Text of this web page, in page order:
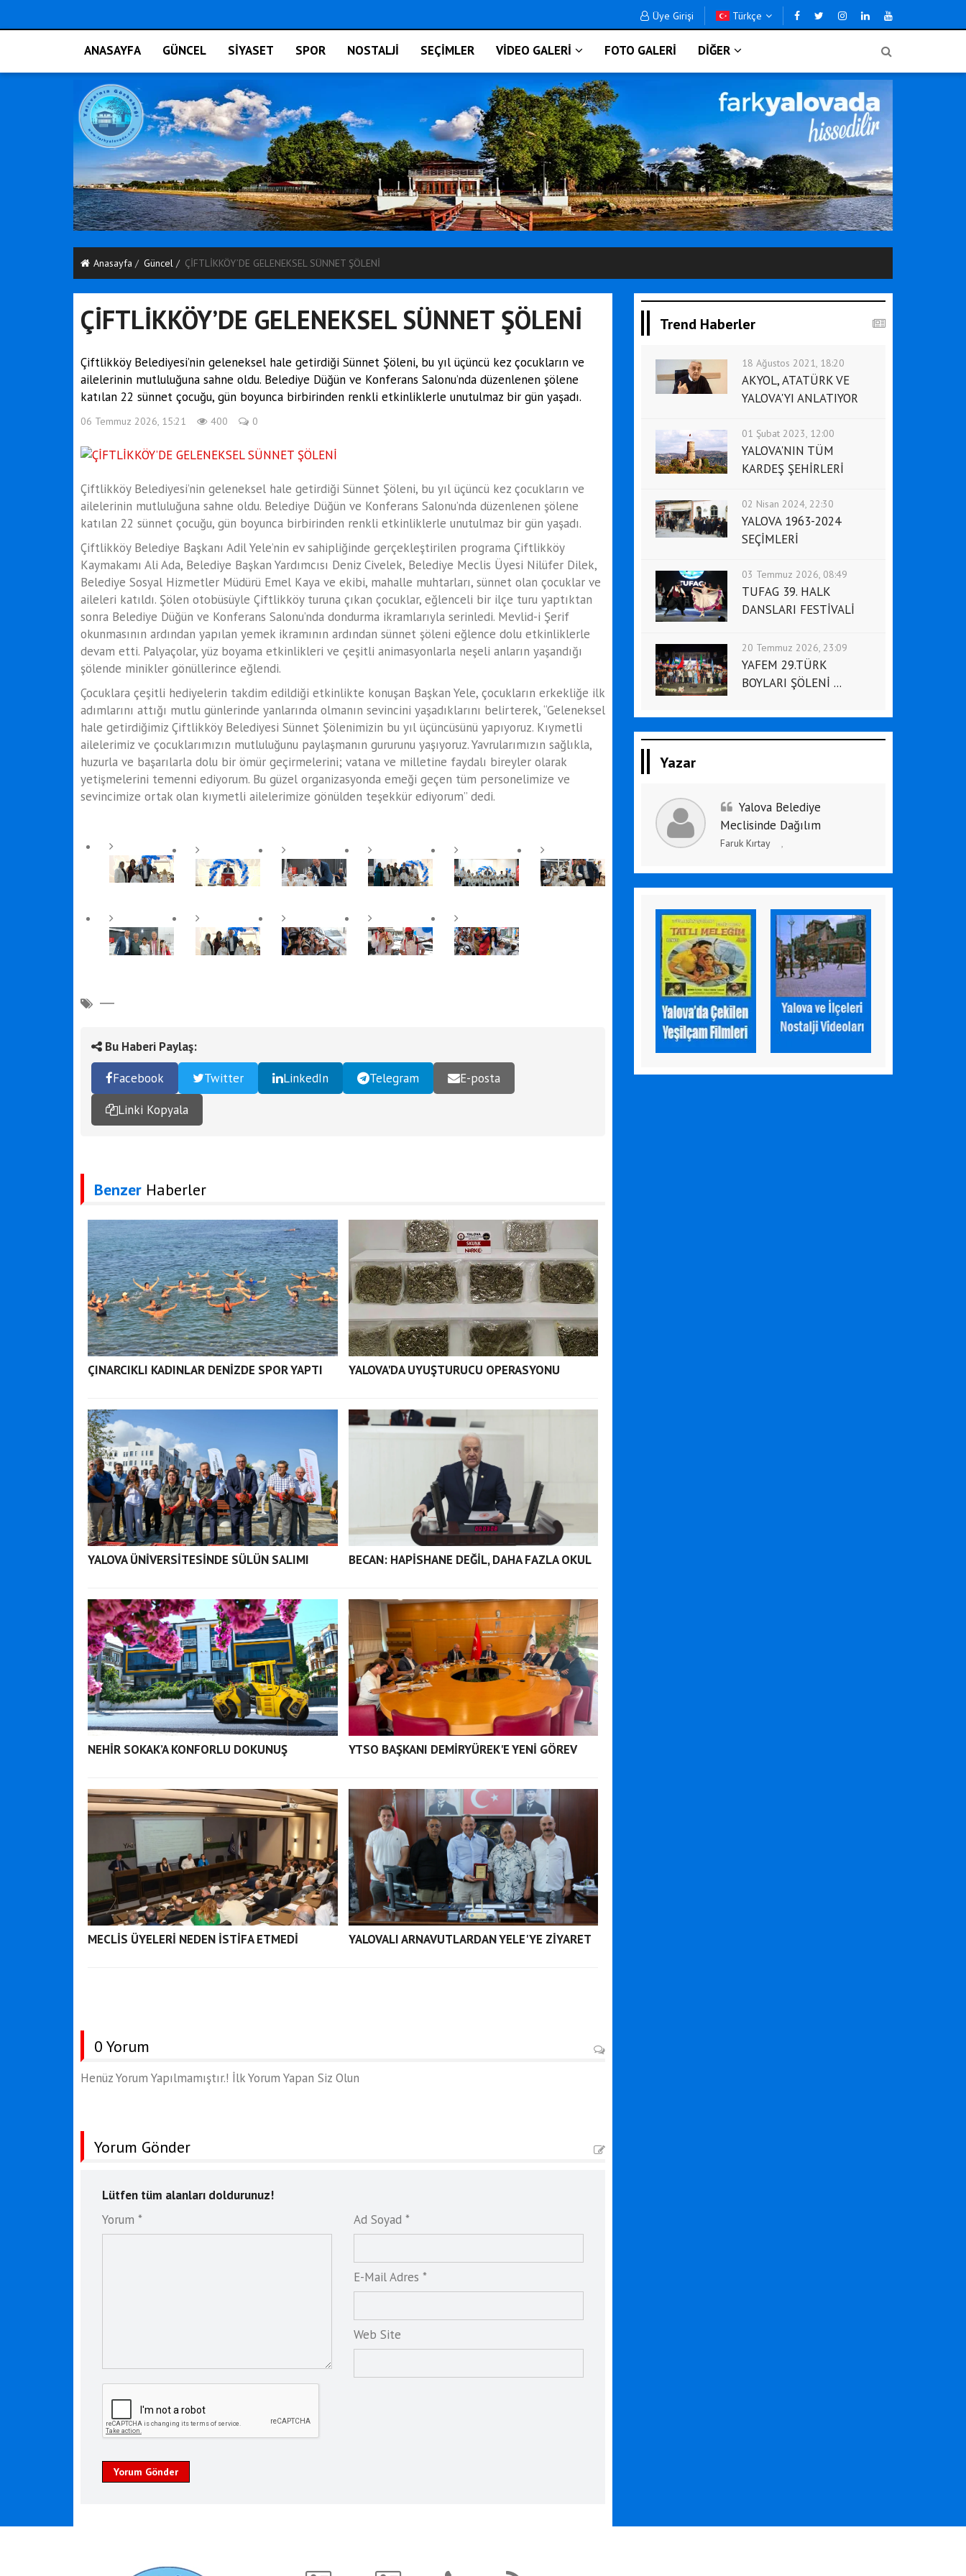
Üye Girişi Türkçe
ANASAYFA GÜNCEL SİYASET SPOR NOSTALJİ SEÇİMLER VİDEO GALERİ FOTO GALERİ DİĞER
Anasayfa Güncel ÇİFTLİKKÖY’DE GELENEKSEL SÜNNET ŞÖLENİ
ÇİFTLİKKÖY’DE GELENEKSEL SÜNNET ŞÖLENİ
Çiftlikköy Belediyesi’nin geleneksel hale getirdiği Sünnet Şöleni, bu yıl üçüncü kez çocukların ve
ailelerinin mutluluğuna sahne oldu. Belediye Düğün ve Konferans Salonu’nda düzenlenen şölene
katılan 22 sünnet çocuğu, gün boyunca birbirinden renkli etkinliklerle unutulmaz bir gün yaşadı.
06 Temmuz 2026, 15:21 400 0
Çiftlikköy Belediyesi’nin geleneksel hale getirdiği Sünnet Şöleni, bu yıl üçüncü kez çocukların ve
ailelerinin mutluluğuna sahne oldu. Belediye Düğün ve Konferans Salonu’nda düzenlenen şölene
katılan 22 sünnet çocuğu, gün boyunca birbirinden renkli etkinliklerle unutulmaz bir gün yaşadı.
Çiftlikköy Belediye Başkanı Adil Yele’nin ev sahipliğinde gerçekleştirilen programa Çiftlikköy
Kaymakamı Ali Ada, Belediye Başkan Yardımcısı Deniz Civelek, Belediye Meclis Üyesi Nilüfer Dilek,
Belediye Sosyal Hizmetler Müdürü Emel Kaya ve ekibi, mahalle muhtarları, sünnet olan çocuklar ve
aileleri katıldı. Şölen otobüsüyle Çiftlikköy turuna çıkan çocuklar, eğlenceli bir ilçe turu yaptıktan
sonra Belediye Düğün ve Konferans Salonu’nda dondurma ikramlarıyla serinledi. Mevlid-i Şerif
okunmasının ardından yapılan yemek ikramının ardından sünnet şöleni eğlence dolu etkinliklerle
devam etti. Palyaçolar, yüz boyama etkinlikleri ve çeşitli animasyonlarla neşeli anların yaşandığı
şölende minikler gönüllerince eğlendi.
Çocuklara çeşitli hediyelerin takdim edildiği etkinlikte konuşan Başkan Yele, çocukların erkekliğe ilk
adımlarını attığı mutlu günlerinde yanlarında olmanın sevincini yaşadıklarını belirterek, “Geleneksel
hale getirdiğimiz Çiftlikköy Belediyesi Sünnet Şölenimizin bu yıl üçüncüsünü yapıyoruz. Kıymetli
ailelerimiz ve çocuklarımızın mutluluğunu paylaşmanın gururunu yaşıyoruz. Yavrularımızın sağlıkla,
huzurla ve başarılarla dolu bir ömür geçirmelerini; vatana ve milletine faydalı bireyler olarak
yetişmelerini temenni ediyorum. Bu güzel organizasyonda emeği geçen tüm personelimize ve
sevincimize ortak olan kıymetli ailelerimize gönülden teşekkür ediyorum” dedi.
Bu Haberi Paylaş:
Facebook
Twitter LinkedIn Telegram
E-posta
Linki Kopyala
Benzer Haberler
ÇINARCIKLI KADINLAR DENİZDE SPOR YAPTI YALOVA'DA UYUŞTURUCU OPERASYONU
YALOVA ÜNİVERSİTESİNDE SÜLÜN SALIMI BECAN: HAPİSHANE DEĞİL, DAHA FAZLA OKUL
NEHİR SOKAK’A KONFORLU DOKUNUŞ YTSO BAŞKANI DEMİRYÜREK'E YENİ GÖREV
MECLİS ÜYELERİ NEDEN İSTİFA ETMEDİ YALOVALI ARNAVUTLARDAN YELE'YE ZİYARET
0 Yorum
Henüz Yorum Yapılmamıştır.! İlk Yorum Yapan Siz Olun
Yorum Gönder
Lütfen tüm alanları doldurunuz!
Yorum *
Ad Soyad *
E-Mail Adres *
Web Site
Yorum Gönder
Trend Haberler
18 Ağustos 2021, 18:20
AKYOL, ATATÜRK VE
YALOVA'YI ANLATIYOR
01 Şubat 2023, 12:00
YALOVA'NIN TÜM
KARDEŞ ŞEHİRLERİ
02 Nisan 2024, 22:30
YALOVA 1963-2024
SEÇİMLERİ
03 Temmuz 2026, 08:49
TUFAG 39. HALK
DANSLARI FESTİVALİ
20 Temmuz 2026, 23:09
YAFEM 29.TÜRK
BOYLARI ŞÖLENİ ...
Yazar
Yalova Belediye
Meclisinde Dağılım
Faruk Kırtay ,